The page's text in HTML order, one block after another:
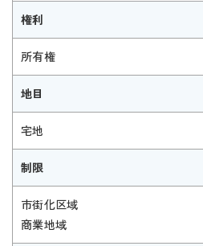
権利
所有権
地目
宅地
制限
市街化区域
商業地域